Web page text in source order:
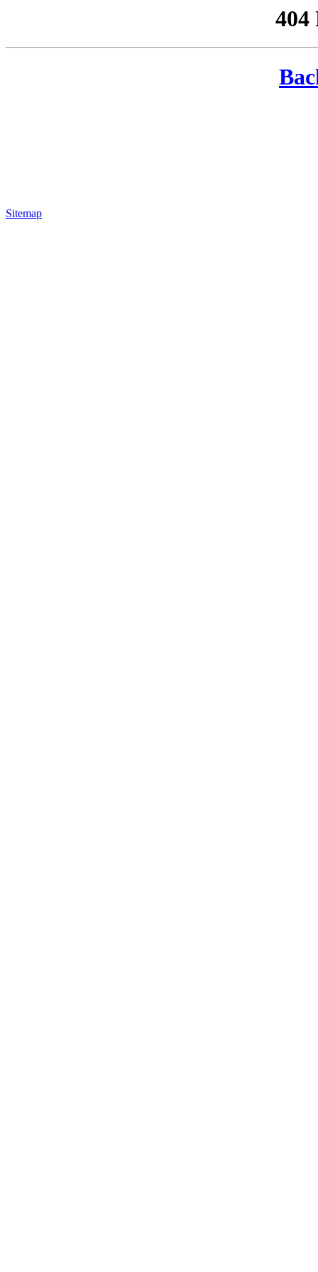
404
Sitemap